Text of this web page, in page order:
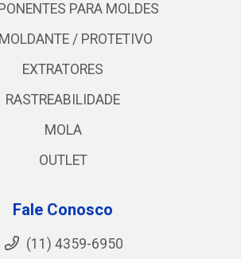
PARA MOLDES
/ PROTETIVO
EXTRATORES
RASTREABILIDADE
MOLA
OUTLET
Fale Conosco
(11) 4359-6950